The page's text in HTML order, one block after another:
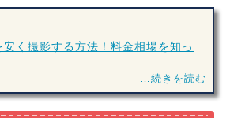
く撮影する方法！料金相場を知っ
…続きを読む